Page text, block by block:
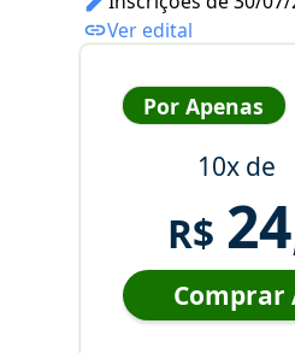
Ver edital
Por Apenas
10x de
R$
Comprar